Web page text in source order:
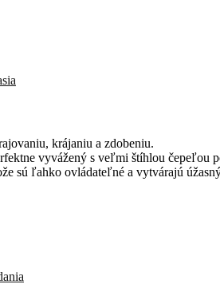
krájaniu a zdobeniu.
vyvážený s veľmi štíhlou
sú ľahko ovládateľné a vytvárajú